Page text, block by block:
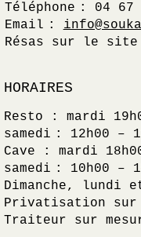
Téléphone : 04 67
Email :
Résas sur le site
HORAIRES
Resto : mardi
samedi : 12h00 –
Cave : mardi
samedi : 10h00 –
Dimanche, lundi
Privatisation sur
Traiteur sur